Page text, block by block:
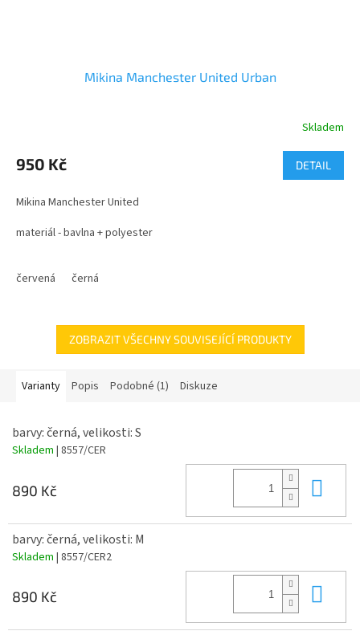
Mikina Manchester United Urban
produktu
je
z
hvězdiček.
Skladem
950 Kč DETAIL
Mikina Manchester United
materiál - bavlna + polyester
po několikerém vyprání. V žádném případě se nejedná o dovozové
mikiny z Číny s pochybnou kvalitou a nekvalitním tiskem, který se po
pár vyprání oloupe
červená černá
ZOBRAZIT VŠECHNY SOUVISEJÍCÍ PRODUKTY
Varianty Popis Podobné (1) Diskuze
barvy: černá, velikosti: S
Skladem | 8557/CER
890 Kč
barvy: černá, velikosti: M
Skladem | 8557/CER2
890 Kč